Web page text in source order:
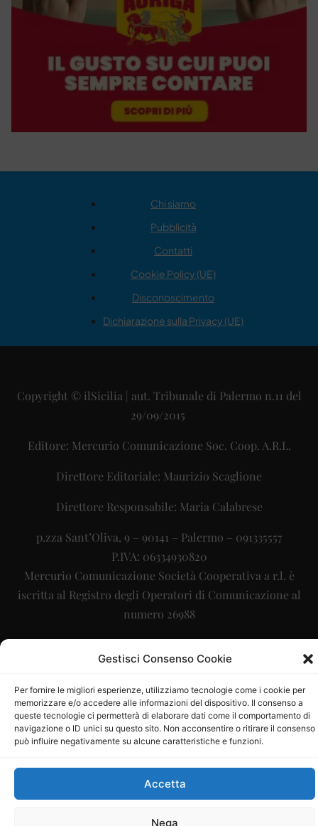
Gestisci Consenso Cookie
Per fornire le migliori esperienze, utilizziamo tecnologie come i cookie per
memorizzare e/o accedere alle informazioni del dispositivo. Il consenso a
queste tecnologie ci permetterà di elaborare dati come il comportamento di
navigazione o ID unici su questo sito. Non acconsentire o ritirare il consenso
può influire negativamente su alcune caratteristiche e funzioni.
Accetta
Nega
Chi siamo
Pubblicità
Contatti
Cookie Policy (UE)
Disconoscimento
Dichiarazione sulla Privacy (UE)
Copyright © ilSicilia | aut. Tribunale di Palermo n.11 del
29/09/2015
Editore: Mercurio Comunicazione Soc. Coop. A.R.L.
Direttore Editoriale: Maurizio Scaglione
Direttore Responsabile: Maria Calabrese
p.zza Sant’Oliva, 9 – 90141 – Palermo – 091335557
P.IVA: 06334930820
Mercurio Comunicazione Società Cooperativa a r.l. è
iscritta al Registro degli Operatori di Comunicazione al
numero 26988